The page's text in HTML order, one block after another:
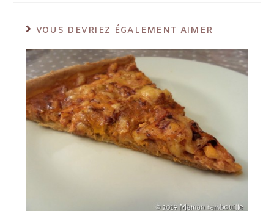
VOUS DEVRIEZ ÉGALEMENT AIMER